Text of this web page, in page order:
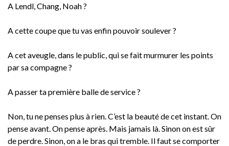
A Lendl, Chang, Noah ?
A cette coupe que tu vas enfin pouvoir soulever ?
A cet aveugle, dans le public, qui se fait murmurer les points
par sa compagne ?
A passer ta première balle de service ?
Non, tu ne penses plus à rien. C’est la beauté de cet instant. On
pense avant. On pense après. Mais jamais là. Sinon on est sûr
de perdre. Sinon, on a le bras qui tremble. Il faut se comporter